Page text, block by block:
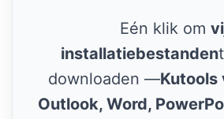
Eén klik om
installatiebestanden
downloaden —Kutools
Outlook, Word,